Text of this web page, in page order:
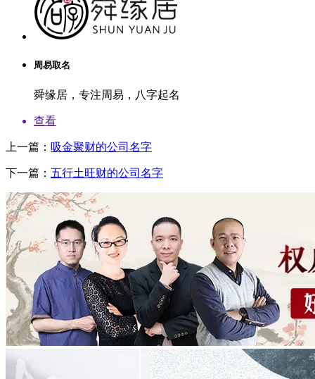
周易取名
舜缘居，专注周易，八字起名
查看
上一篇： 吸金聚财的公司名字
下一篇： 五行土旺财的公司名字